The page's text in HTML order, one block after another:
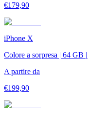
€179,90
iPhone X
Colore a sorpresa | 64 GB
A partire da
€199,90